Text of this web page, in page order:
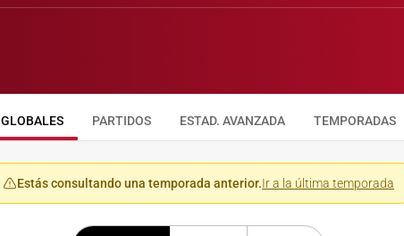
GLOBALES PARTIDOS ESTAD. AVANZADA TEMPORADAS
Estás consultando una temporada anterior.Ir a la última temporada